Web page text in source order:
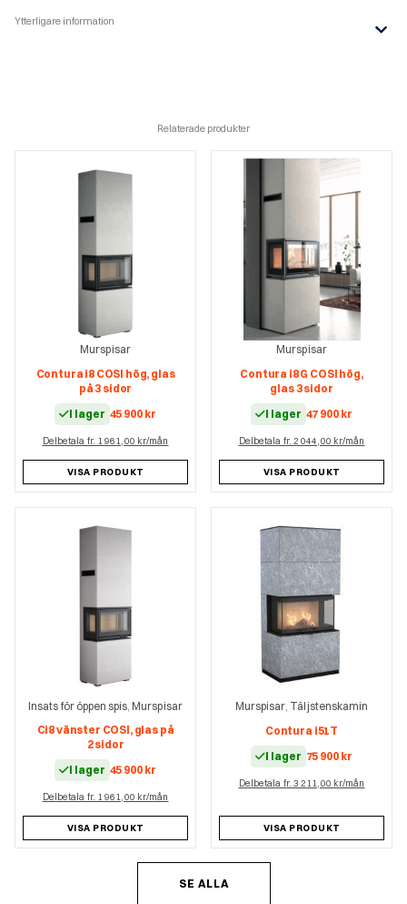
Ytterligare information
Relaterade produkter
Murspisar
Contura i8 COSI hög, glas
på 3 sidor
I lager 45 900 kr
Delbetala fr. 1 961,00 kr/mån
VISA PRODUKT
Murspisar
Contura i8 G COSI hög,
glas 3 sidor
I lager 47 900 kr
Delbetala fr. 2 044,00 kr/mån
VISA PRODUKT
Insats för öppen spis Murspisar
Ci8 vänster COSI, glas på
2 sidor
I lager 45 900 kr
Delbetala fr. 1 961,00 kr/mån
VISA PRODUKT
Murspisar Täljstenskamin
Contura i51T
I lager 75 900 kr
Delbetala fr. 3 211,00 kr/mån
VISA PRODUKT
SE ALLA